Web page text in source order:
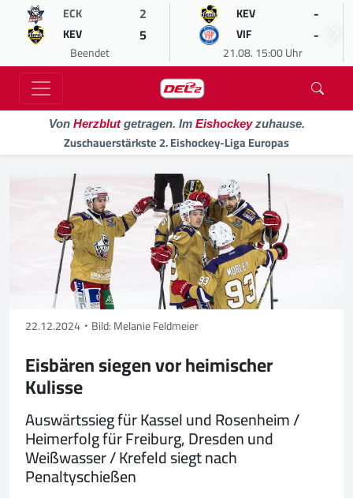
ECK 2
KEV 5
Beendet
KEV -
VIF -
21.08. 15:00 Uhr
Von Herzblutgetragen. Im Eishockeyzuhause.
Zuschauerstärkste 2. Eishockey-Liga Europas
22.12.2024 Bild: Melanie Feldmeier
Eisbären siegen vor heimischer
Kulisse
Auswärtssieg für Kassel und Rosenheim /
Heimerfolg für Freiburg, Dresden und
Weißwasser / Krefeld siegt nach
Penaltyschießen